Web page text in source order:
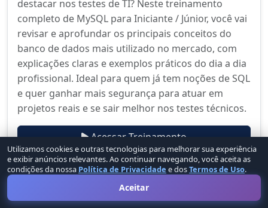
destacar nos testes de TI? Neste treinamento
completo de MySQL para Iniciante / Júnior, você vai
revisar e aprofundar os principais conceitos do
banco de dados mais utilizado no mercado, com
explicações claras e exemplos práticos do dia a dia
profissional. Ideal para quem já tem noções de SQL
e quer ganhar mais segurança para atuar em
projetos reais e se sair melhor nos testes técnicos.
Acessar Treinamento
MySQL Intermediário
Utilizamos cookies e outras tecnologias para melhorar sua experiência
e exibir anúncios relevantes. Ao continuar navegando, você aceita as
condições da nossa Política de Privacidade e dosTermos de Uso.
Aceitar